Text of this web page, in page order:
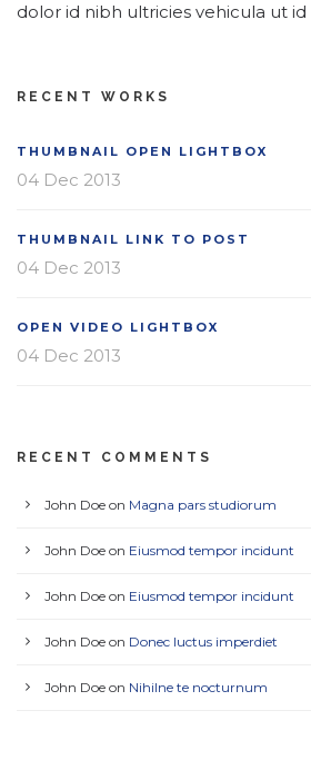
dolor id nibh ultricies vehicula ut id
RECENT WORKS
THUMBNAIL OPEN LIGHTBOX
04 Dec 2013
THUMBNAIL LINK TO POST
04 Dec 2013
OPEN VIDEO LIGHTBOX
04 Dec 2013
RECENT COMMENTS
John Doe on Magna pars studiorum
John Doe on Eiusmod tempor incidunt
John Doe on Eiusmod tempor incidunt
John Doe on Donec luctus imperdiet
John Doe on Nihilne te nocturnum